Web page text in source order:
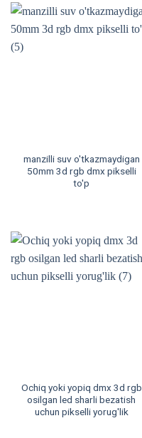
manzilli suv o'tkazmaydigan
50mm 3d rgb dmx pikselli
to'p
Ochiq yoki yopiq dmx 3d rgb
osilgan led sharli bezatish
uchun pikselli yorug'lik